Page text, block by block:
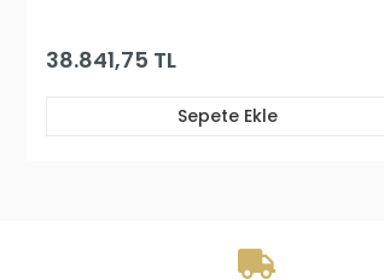
17.637,33 TL
Sepete Ekle